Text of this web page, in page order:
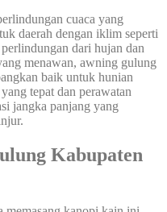
cuaca yang
daerah dengan iklim seperti
dari hujan dan
menawan, awning gulung
baik untuk hunian
tepat dan perawatan
jangka panjang yang
Kabupaten